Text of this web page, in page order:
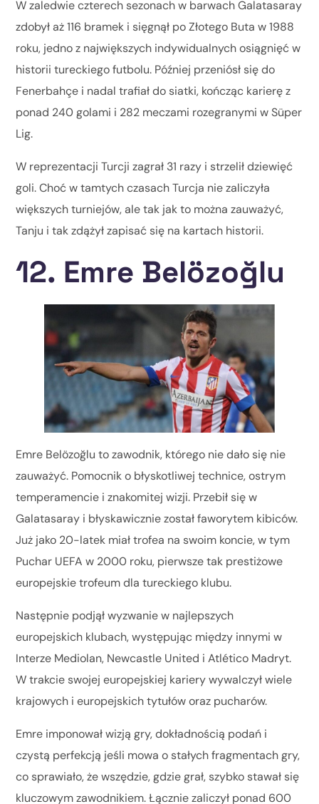
W zaledwie czterech sezonach w barwach Galatasaray
zdobył aż 116 bramek i sięgnął po Złotego Buta w 1988
roku, jedno z największych indywidualnych osiągnięć w
historii tureckiego futbolu. Później przeniósł się do
Fenerbahçe i nadal trafiał do siatki, kończąc karierę z
ponad 240 golami i 282 meczami rozegranymi w Süper
Lig.
W reprezentacji Turcji zagrał 31 razy i strzelił dziewięć
goli. Choć w tamtych czasach Turcja nie zaliczyła
większych turniejów, ale tak jak to można zauważyć,
Tanju i tak zdążył zapisać się na kartach historii.
12. Emre Belözoğlu
Emre Belözoğlu to zawodnik, którego nie dało się nie
zauważyć. Pomocnik o błyskotliwej technice, ostrym
temperamencie i znakomitej wizji. Przebił się w
Galatasaray i błyskawicznie został faworytem kibiców.
Już jako 20-latek miał trofea na swoim koncie, w tym
Puchar UEFA w 2000 roku, pierwsze tak prestiżowe
europejskie trofeum dla tureckiego klubu.
Następnie podjął wyzwanie w najlepszych
europejskich klubach, występując między innymi w
Interze Mediolan, Newcastle United i Atlético Madryt.
W trakcie swojej europejskiej kariery wywalczył wiele
krajowych i europejskich tytułów oraz pucharów.
Emre imponował wizją gry, dokładnością podań i
czystą perfekcją jeśli mowa o stałych fragmentach gry,
co sprawiało, że wszędzie, gdzie grał, szybko stawał się
kluczowym zawodnikiem. Łącznie zaliczył ponad 600